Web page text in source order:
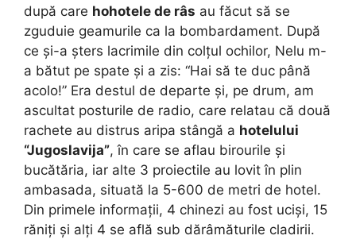
după care hohotele de râs au făcut să se
zguduie geamurile ca la bombardament. După
ce și-a șters lacrimile din colțul ochilor, Nelu m-
a bătut pe spate și a zis: “Hai să te duc până
acolo!” Era destul de departe și, pe drum, am
ascultat posturile de radio, care relatau că două
rachete au distrus aripa stângă a hotelului
“Jugoslavija”, în care se aflau birourile și
bucătăria, iar alte 3 proiectile au lovit în plin
ambasada, situată la 5-600 de metri de hotel.
Din primele informații, 4 chinezi au fost uciși, 15
răniți și alți 4 se află sub dărâmăturile cladirii.